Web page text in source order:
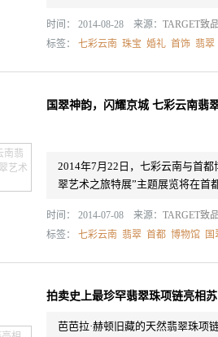
时间： 2014-08-28 来源： TARGET致
标签： 七彩云南 珠宝 婚礼 首饰 翡翠
国翠神韵，闪耀京城 七彩云南翡
2014年7月22日，七彩云南与首
翠艺术之旅特展”主题展览将在首
时间： 2014-07-08 来源： TARGET致
标签： 七彩云南 翡翠 首都 博物馆 国
拍卖史上最珍罕翡翠珠项链亮相
芭芭拉·赫顿旧藏的天然翡翠珠项